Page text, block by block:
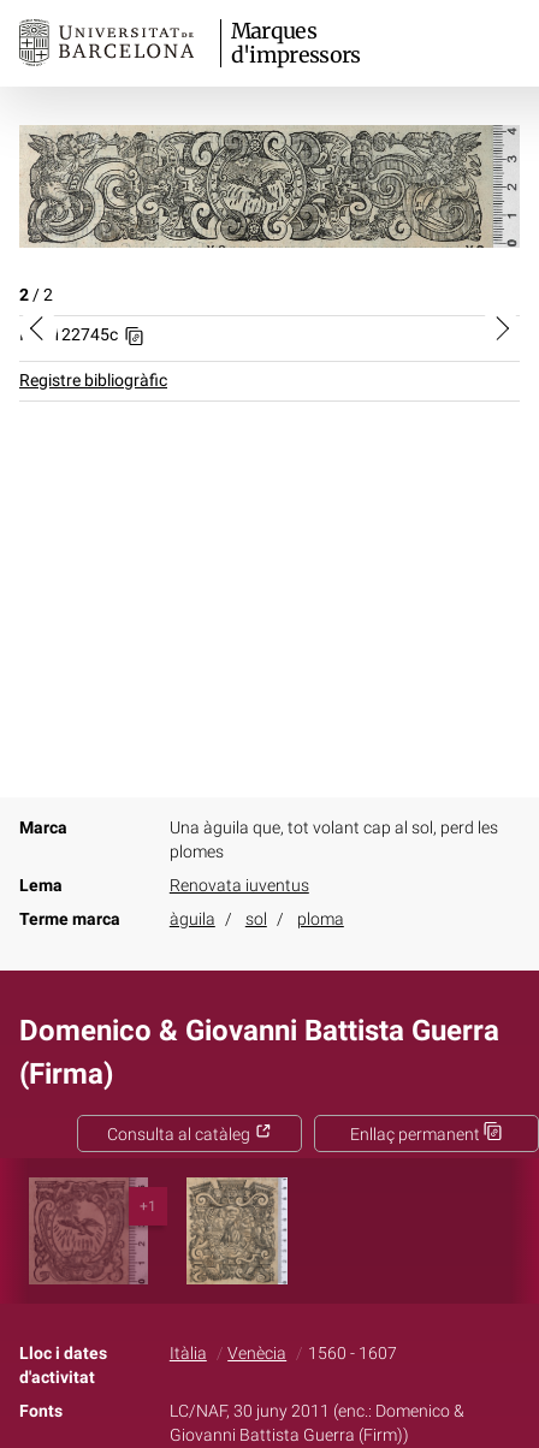
Marques
d'impressors
2/2
ID: 0122745c
Registre bibliogràfic
Marca
Una àguila que, tot volant cap al sol, perd les
plomes
Lema
Renovata iuventus
Terme marca
àguila sol ploma
Domenico & Giovanni Battista Guerra
(Firma)
Enllaç permanent
Consulta al catàleg
+1
Lloc i dates
d'activitat
Itàlia Venècia 1560 - 1607
Fonts
LC/NAF, 30 juny 2011 (enc.: Domenico &
Giovanni Battista Guerra (Firm))